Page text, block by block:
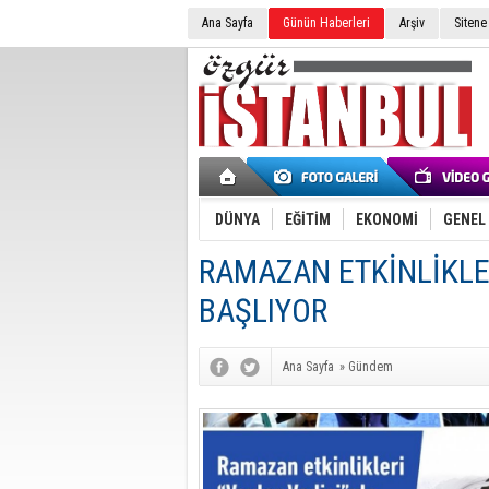
Ana Sayfa Günün Haberleri Arşiv
DÜNYA EĞİTİM EKONOMİ GENEL
RAMAZAN
BAŞLIYOR
Ana Sayfa » Gündem